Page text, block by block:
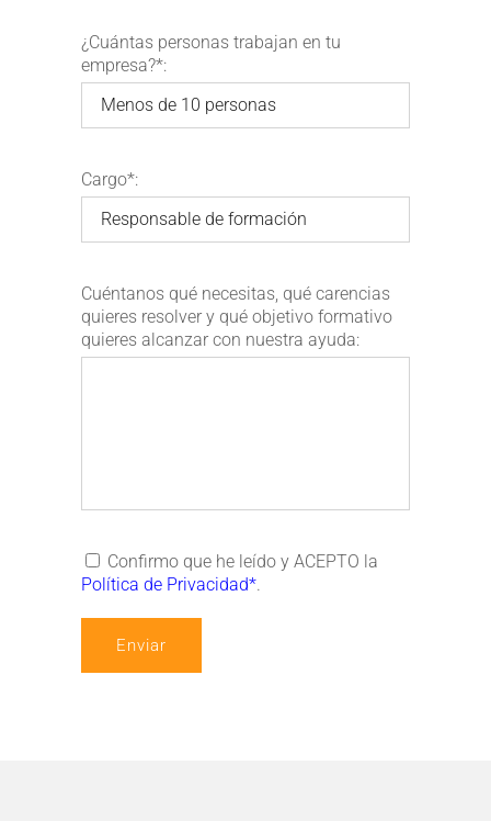
¿Cuántas personas trabajan en tu
empresa?*:
Cargo*:
Cuéntanos qué necesitas, qué carencias
quieres resolver y qué objetivo formativo
quieres alcanzar con nuestra ayuda:
Confirmo que he leído y ACEPTO la
Política de Privacidad*.